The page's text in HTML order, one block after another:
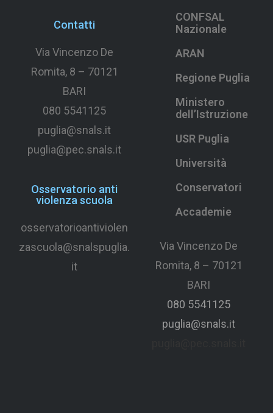
Contatti
Via Vincenzo De
Romita, 8 – 70121
BARI
080 5541125
puglia@snals.it
puglia@pec.snals.it
Osservatorio anti
violenza scuola
osservatorioantiviolen
zascuola@snalspuglia.
it
CONFSAL
Nazionale
ARAN
Regione Puglia
Ministero
dell’Istruzione
USR Puglia
Università
Conservatori
Accademie
Via Vincenzo De
Romita, 8 – 70121
BARI
080 5541125
puglia@snals.it